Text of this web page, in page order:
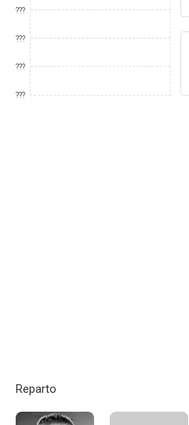
???
???
???
???
Reparto